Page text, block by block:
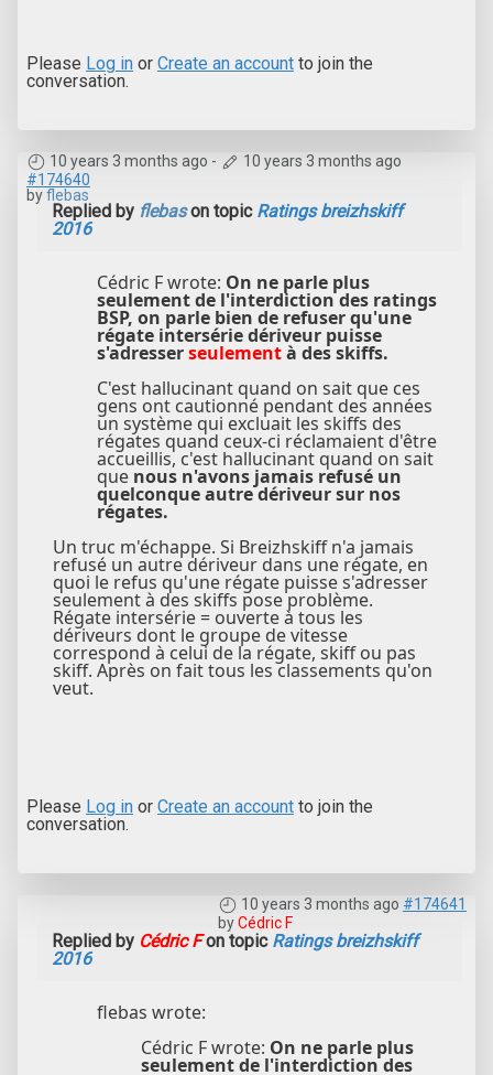
Please Log in or Create an account to join the
conversation.
10 years 3 months ago -
10 years 3 months ago
#174640
byflebas
Replied by flebason topic Ratings breizhskiff
2016
Cédric F wrote: On ne parle plus
seulement de l'interdiction des ratings
BSP, on parle bien de refuser qu'une
régate intersérie dériveur puisse
s'adresserseulementà des skiffs.
C'est hallucinant quand on sait que ces
gens ont cautionné pendant des années
un système qui excluait les skiffs des
régates quand ceux-ci réclamaient d'être
accueillis, c'est hallucinant quand on sait
que nous n'avons jamais refusé un
quelconque autre dériveur sur nos
régates.
Un truc m'échappe. Si Breizhskiff n'a jamais
refusé un autre dériveur dans une régate, en
quoi le refus qu'une régate puisse s'adresser
seulement à des skiffs pose problème.
Régate intersérie = ouverte à tous les
dériveurs dont le groupe de vitesse
correspond à celui de la régate, skiff ou pas
skiff. Après on fait tous les classements qu'on
veut.
Please Log in or Create an account to join the
conversation.
10 years 3 months ago #174641
byCédric F
Replied by Cédric Fon topic Ratings breizhskiff
2016
flebas wrote:
Cédric F wrote: On ne parle plus
seulement de l'interdiction des